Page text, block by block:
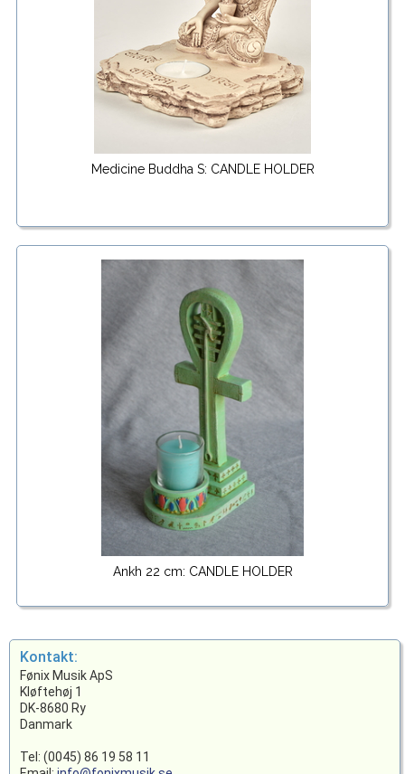
Medicine Buddha S: CANDLE HOLDER
Ankh 22 cm: CANDLE HOLDER
Kontakt:
Fønix Musik ApS
Kløftehøj 1
DK-8680 Ry
Danmark
Tel: (0045) 86 19 58 11